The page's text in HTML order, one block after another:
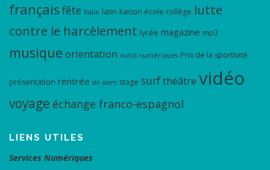
français fête Italie latin liaison école collège lutte
contre le harcèlement lycée magazine mp3
musique orientation outils numériques Prix de la sportivité
présentation rentrée ski slam stage surfthéâtre vidéo
voyage échange franco-espagnol
LIENS UTILES
Services Numériques